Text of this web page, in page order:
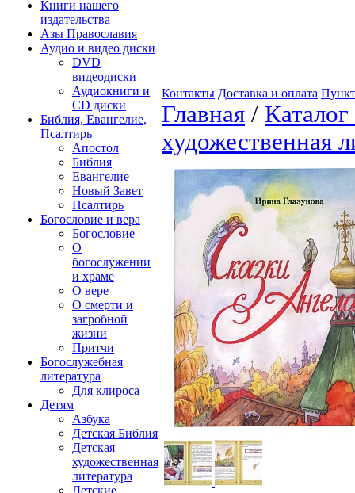
Книги нашего
издательства
Азы Православия
Аудио и видео диски
DVD
видеодиски
Аудиокниги и
CD диски
Библия, Евангелие,
Псалтирь
Апостол
Библия
Евангелие
Новый Завет
Псалтирь
Богословие и вера
Богословие
О
богослужении
и храме
О вере
О смерти и
загробной
жизни
Притчи
Богослужебная
литература
Для клироса
Детям
Азбука
Детская Библия
Детская
художественная
литература
Детские
Контакты Доставка и оплата
Главная /
художественная